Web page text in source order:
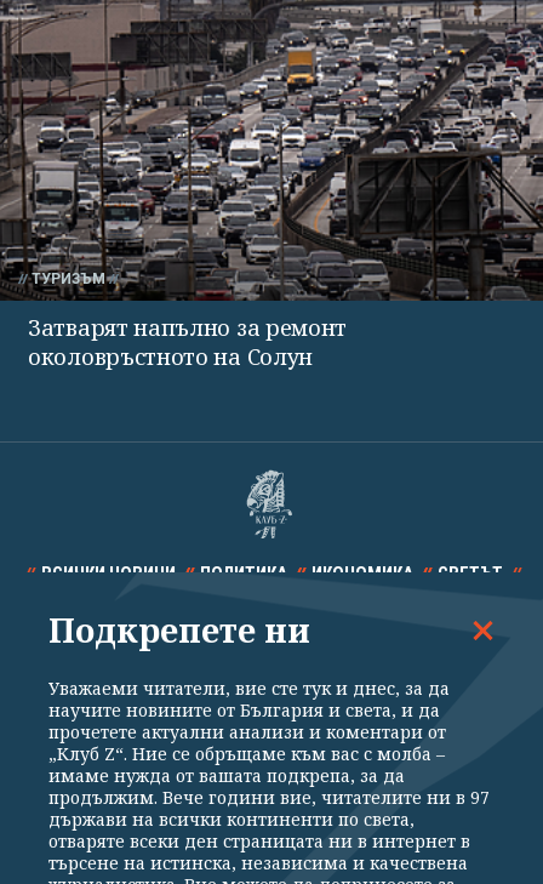
ТУРИЗЪМ
Затварят напълно за ремонт
околовръстното на Солун
ВСИЧКИ НОВИНИ ПОЛИТИКА ИКОНОМИКА СВЕТЪТ
СПОРТ КУЛТУРА ТЕХНОЛОГИИ КАЛЕЙДОСКОП
Общи условия
Политика за поверителност
Реклама
Партньори Контакти
За Клуб Z
Екип
Подкрепете ни
Подкрепете ни
Уважаеми читатели, вие сте тук и днес, за да
научите новините от България и света, и да
прочетете актуални анализи и коментари от
„Клуб Z“. Ние се обръщаме към вас с молба –
имаме нужда от вашата подкрепа, за да
продължим. Вече години вие, читателите ни в 97
държави на всички континенти по света,
отваряте всеки ден страницата ни в интернет в
търсене на истинска, независима и качествена